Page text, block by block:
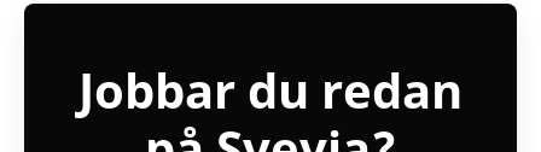
Jobbar du redan